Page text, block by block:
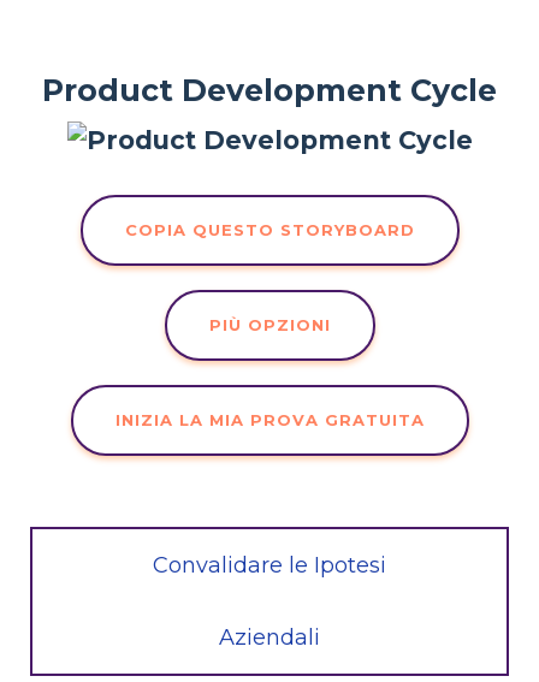
Product Development Cycle
COPIA QUESTO STORYBOARD
PIÙ OPZIONI
INIZIA LA MIA PROVA GRATUITA
Convalidare le Ipotesi
Aziendali